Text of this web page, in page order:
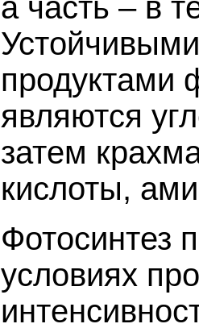
продуктами
являются
затем
кислоты,
Фотосинтез
условиях